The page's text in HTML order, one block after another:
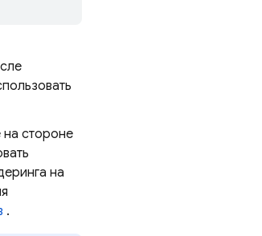
на стороне
на
.